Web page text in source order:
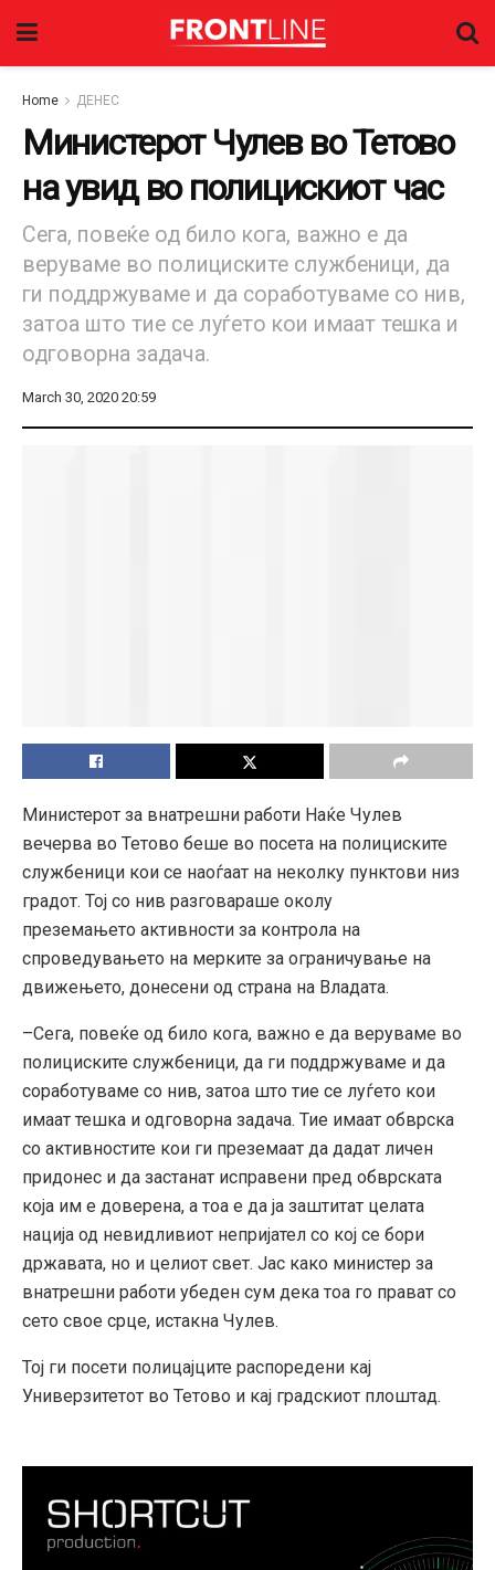
Home ДЕНЕС
Министерот Чулев во Тетово
на увид во полицискиот час
Сега, повеќе од било кога, важно е да
веруваме во полициските службеници, да
ги поддржуваме и да соработуваме со нив,
затоа што тие се луѓето кои имаат тешка и
одговорна задача.
March 30, 2020 20:59
Министерот за внатрешни работи Наќе Чулев
вечерва во Тетово беше во посета на полициските
службеници кои се наоѓаат на неколку пунктови низ
градот. Тој со нив разговараше околу
преземањето активности за контрола на
спроведувањето на мерките за ограничување на
движењето, донесени од страна на Владата.
–Сега, повеќе од било кога, важно е да веруваме во
полициските службеници, да ги поддржуваме и да
соработуваме со нив, затоа што тие се луѓето кои
имаат тешка и одговорна задача. Тие имаат обврска
со активностите кои ги преземаат да дадат личен
придонес и да застанат исправени пред обврската
која им е доверена, а тоа е да ја заштитат целата
нација од невидливиот непријател со кој се бори
државата, но и целиот свет. Јас како министер за
внатрешни работи убеден сум дека тоа го прават со
сето свое срце, истакна Чулев.
Тој ги посети полицајците распоредени кај
Универзитетот во Тетово и кај градскиот плоштад.